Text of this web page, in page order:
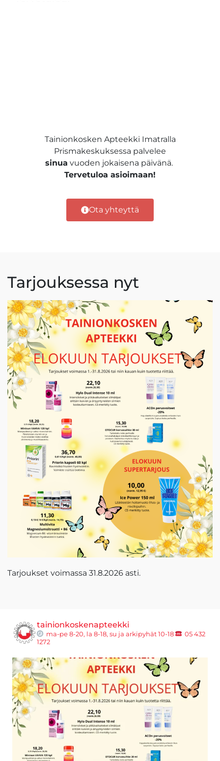
Tainionkosken Apteekki Imatralla
Prismakeskuksessa palvelee
sinua vuoden jokaisena päivänä.
Tervetuloa asioimaan!
Ota yhteyttä
Tarjouksessa nyt
Tarjoukset voimassa 31.8.2026 asti.
tainionkoskenapteekki
ma-pe 8-20, la 8-18, su ja arkipyhät 10-18
05 432
1272